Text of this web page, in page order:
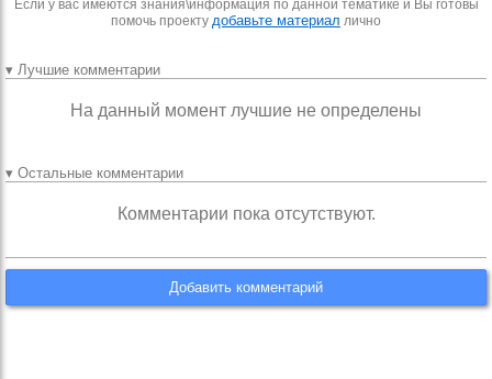
Если у вас имеются знания\информация по данной тематике и Вы готовы
помочь проекту добавьте материал лично
▾ Лучшие комментарии
На данный момент лучшие не определены
▾ Остальные комментарии
Комментарии пока отсутствуют.
Добавить комментарий